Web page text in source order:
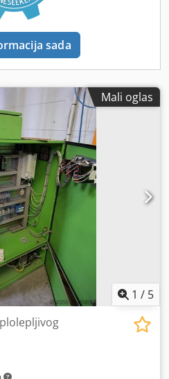
specifikacija Tip konusa ISO
sada
Mali oglas
1 / 5